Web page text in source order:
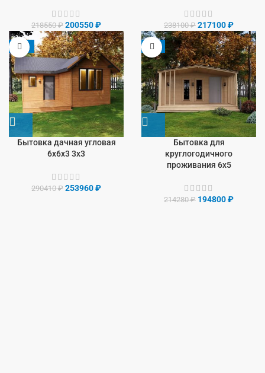
218550₽ 200550₽ 238100₽ 217100₽
-13%
Бытовка дачная угловая
6х6х3 3х3
290410₽ 253960₽
-9%
Бытовка для
круглогодичного
проживания 6х5
214280₽ 194800₽